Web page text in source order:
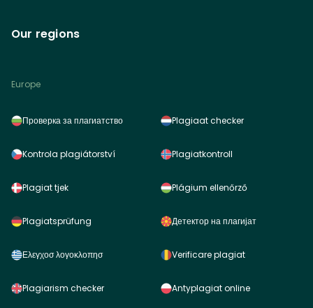
Our regions
Europe
Проверка за плагиатство
Kontrola plagiátorství
Plagiat tjek
Plagiatsprüfung
Ελεγχοσ λογοκλοπησ
Plagiarism checker
Plagiaat checker
Plagiatkontroll
Plágium ellenőrző
Детектор на плагијат
Verificare plagiat
Antyplagiat online